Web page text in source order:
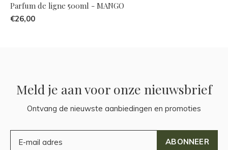
Parfum de ligne 500ml - MANGO
€26,00
Meld je aan voor onze nieuwsbrief
Ontvang de nieuwste aanbiedingen en promoties
ABONNEER